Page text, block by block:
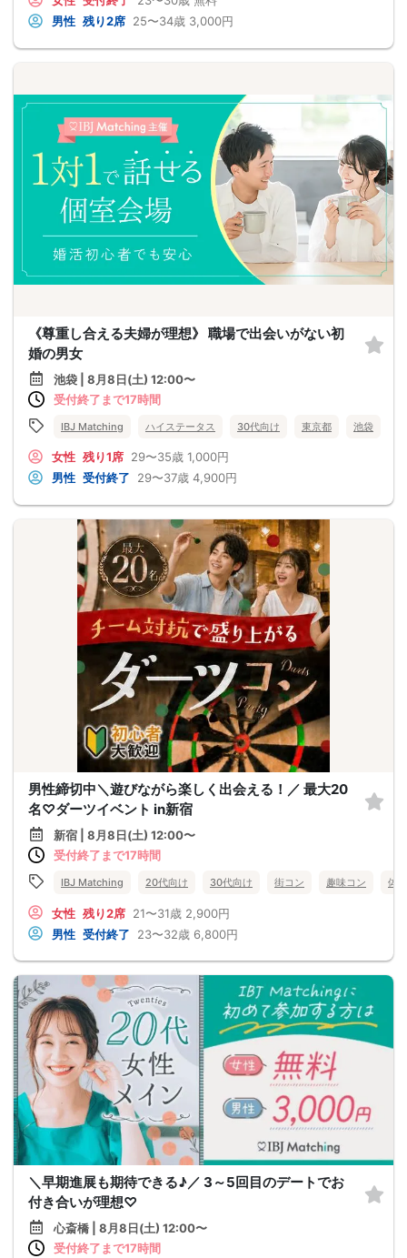
男性 残り2席 25〜34歳 3,000円
《尊重し合える夫婦が理想》 職場で出会いがない初
婚の男女
池袋 | 8月8日(土) 12:00〜
受付終了まで17時間
IBJ Matching ハイステータス 30代向け 東京都 池袋
女性 残り1席 29〜35歳 1,000円
男性 受付終了 29〜37歳 4,900円
男性締切中＼遊びながら楽しく出会える！／ 最大20
名♡ダーツイベント in新宿
新宿 | 8月8日(土) 12:00〜
受付終了まで17時間
IBJ Matching 20代向け 30代向け 街コン 趣味コン 体
女性 残り2席 21〜31歳 2,900円
男性 受付終了 23〜32歳 6,800円
＼早期進展も期待できる♪／ 3～5回目のデートでお
付き合いが理想♡
心斎橋 | 8月8日(土) 12:00〜
受付終了まで17時間